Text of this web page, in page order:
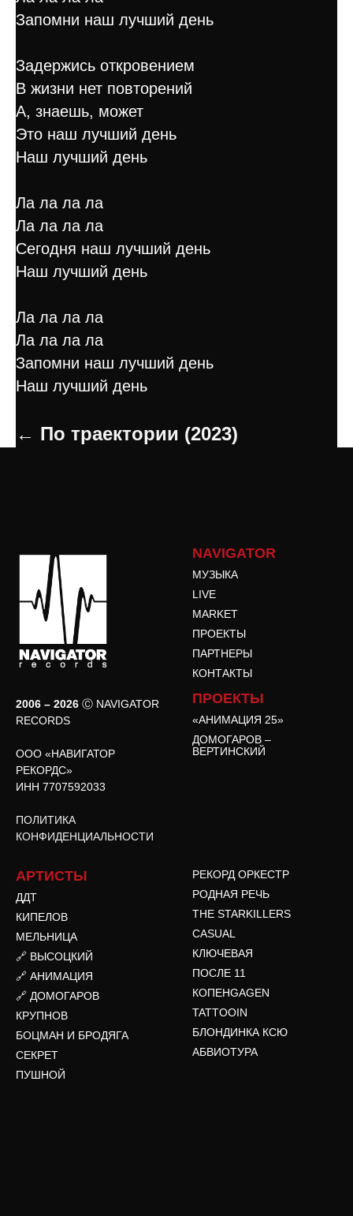
Запомни наш лучший день
Задержись откровением
В жизни нет повторений
А, знаешь, может
Это наш лучший день
Наш лучший день
Ла ла ла ла
Ла ла ла ла
Сегодня наш лучший день
Наш лучший день
Ла ла ла ла
Ла ла ла ла
Запомни наш лучший день
Наш лучший день
← По траектории (2023)
2006 – 2026 Ⓒ NAVIGATOR
RECORDS
ООО «НАВИГАТОР
РЕКОРДС»
ИНН 7707592033
ПОЛИТИКА
КОНФИДЕНЦИАЛЬНОСТИ
NAVIGATOR
МУЗЫКА
LIVE
MARKET
ПРОЕКТЫ
ПАРТНЕРЫ
КОНТАКТЫ
ПРОЕКТЫ
«АНИМАЦИЯ 25»
ДОМОГАРОВ –
ВЕРТИНСКИЙ
АРТИСТЫ
ДДТ
КИПЕЛОВ
МЕЛЬНИЦА
🔗 ВЫСОЦКИЙ
🔗 АНИМАЦИЯ
🔗 ДОМОГАРОВ
КРУПНОВ
БОЦМАН И БРОДЯГА
СЕКРЕТ
ПУШНОЙ
РЕКОРД ОРКЕСТР
РОДНАЯ РЕЧЬ
THE STARKILLERS
CASUAL
КЛЮЧЕВАЯ
ПОСЛЕ 11
КОПЕНGAGEN
TATTOOIN
БЛОНДИНКА КСЮ
АБВИОТУРА